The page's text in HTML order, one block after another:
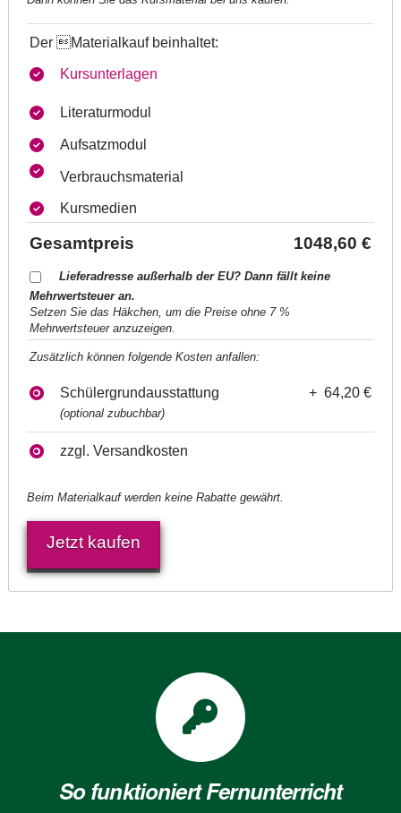
Der Materialkauf beinhaltet:
Kursunterlagen
Literaturmodul
Aufsatzmodul
Verbrauchsmaterial
Kursmedien
Gesamtpreis 1048,60 €
Lieferadresse außerhalb der EU? Dann fällt keine
Mehrwertsteuer an.
Setzen Sie das Häkchen, um die Preise ohne 7 %
Mehrwertsteuer anzuzeigen.
Zusätzlich können folgende Kosten anfallen:
Schülergrundausstattung
(optional zubuchbar)
+ 64,20 €
zzgl. Versandkosten
Beim Materialkauf werden keine Rabatte gewährt.
Jetzt kaufen
So funktioniert Fernunterricht